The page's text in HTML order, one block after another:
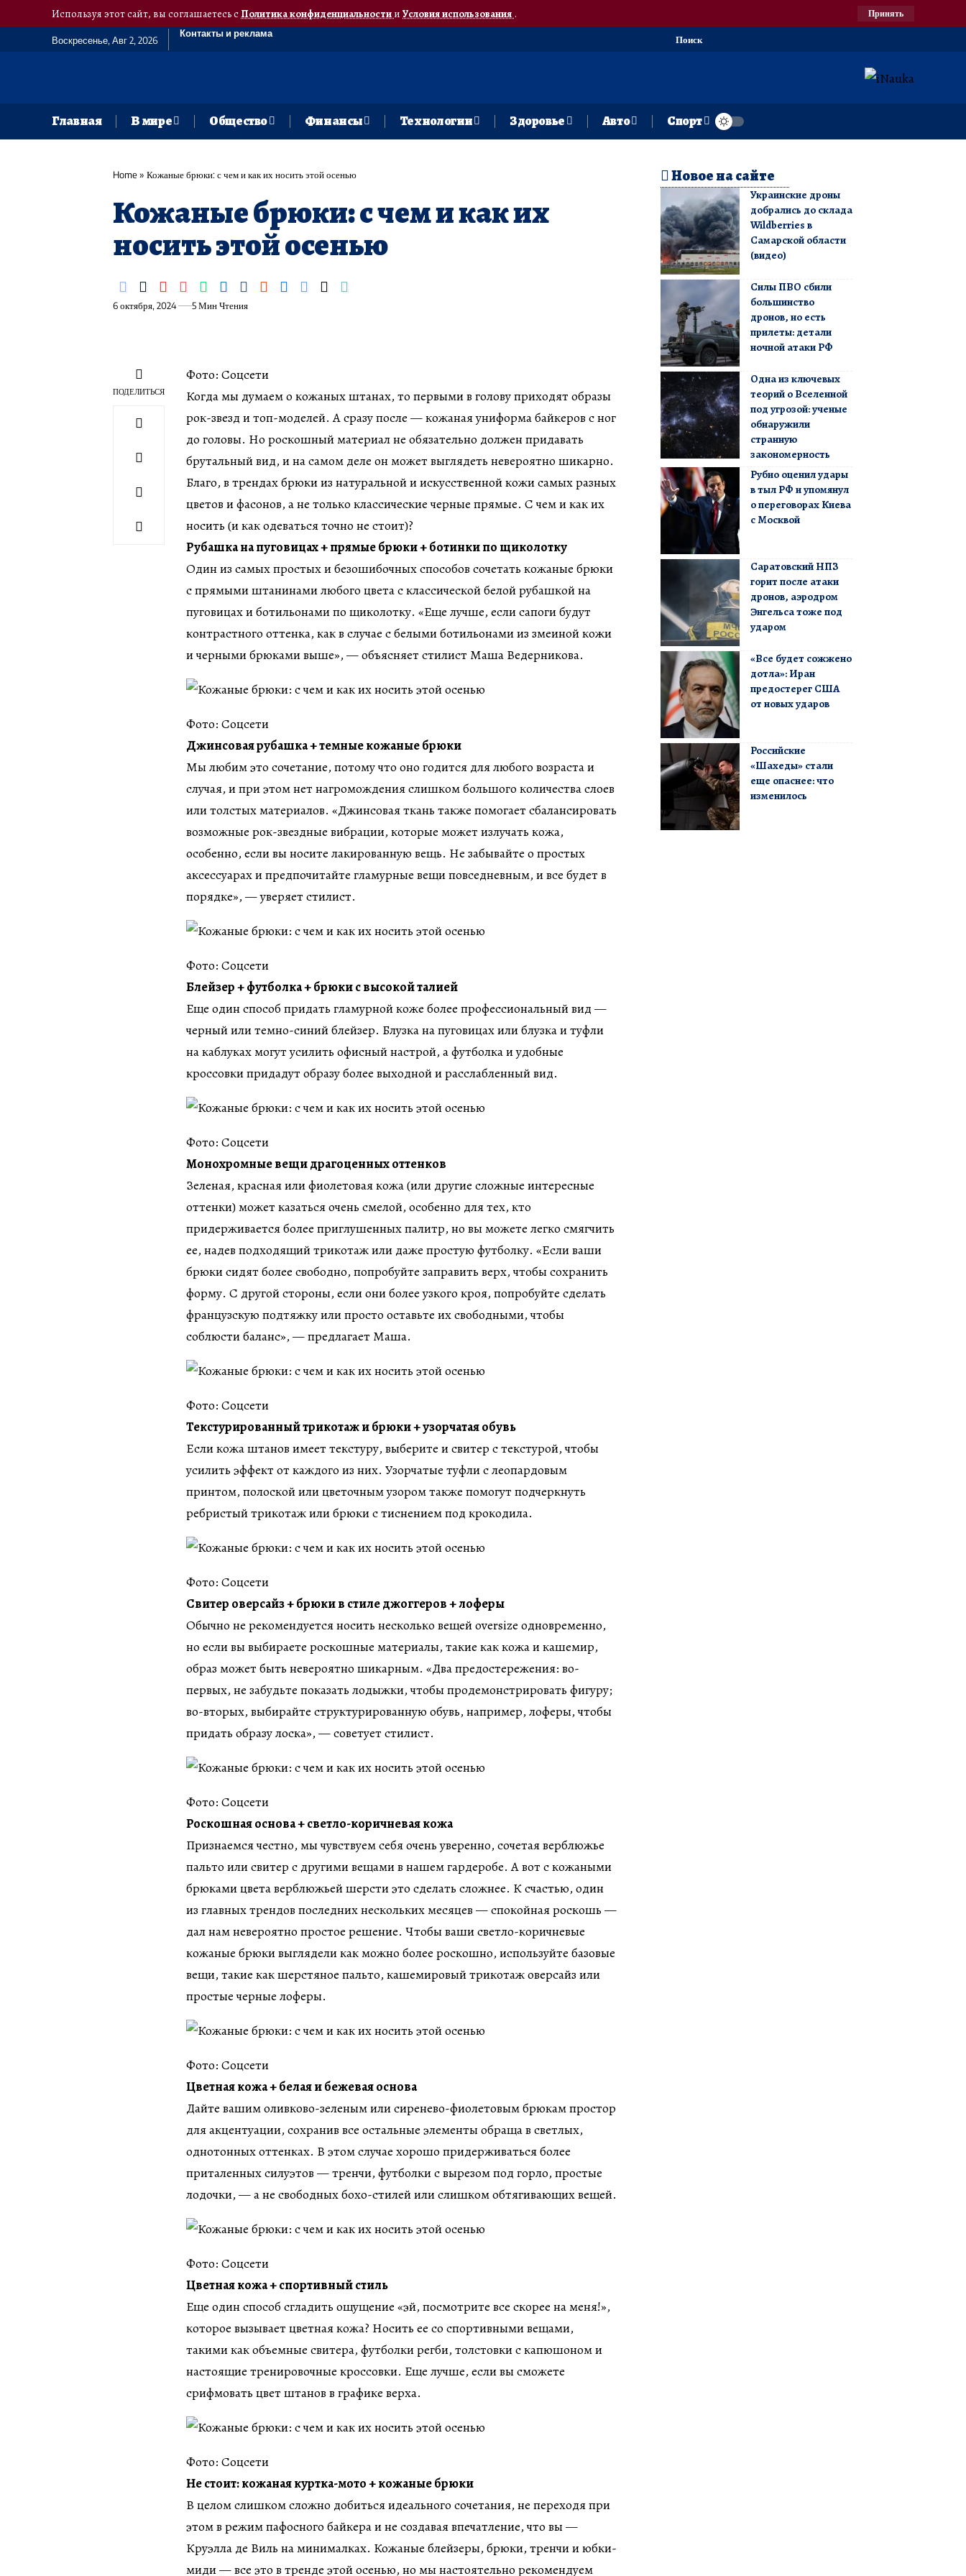
Используя этот сайт, вы соглашаетесь сПолитика конфиденциальностии Условия использования. Принять
Воскресенье, Авг 2, 2026
Контакты и реклама
Поиск
Главная В мире Общество Финансы Технологии Здоровье Авто Спорт
Home» Кожаные брюки: с чем и как их носить этой осенью
Кожаные брюки: с чем и как их
носить этой осенью
6 октября, 2024 5 Мин Чтения
ПОДЕЛИТЬСЯ
Фото: Соцсети
Когда мы думаем о кожаных штанах, то первыми в голову приходят образы
рок-звезд и топ-моделей. А сразу после — кожаная униформа байкеров с ног
до головы. Но роскошный материал не обязательно должен придавать
брутальный вид, и на самом деле он может выглядеть невероятно шикарно.
Благо, в трендах брюки из натуральной и искусственной кожи самых разных
цветов и фасонов, а не только классические черные прямые. С чем и как их
носить (и как одеваться точно не стоит)?
Рубашка на пуговицах + прямые брюки + ботинки по щиколотку
Один из самых простых и безошибочных способов сочетать кожаные брюки
с прямыми штанинами любого цвета с классической белой рубашкой на
пуговицах и ботильонами по щиколотку. «Еще лучше, если сапоги будут
контрастного оттенка, как в случае с белыми ботильонами из змеиной кожи
и черными брюками выше», — объясняет стилист Маша Ведерникова.
Фото: Соцсети
Джинсовая рубашка + темные кожаные брюки
Мы любим это сочетание, потому что оно годится для любого возраста и
случая, и при этом нет нагромождения слишком большого количества слоев
или толстых материалов. «Джинсовая ткань также помогает сбалансировать
возможные рок-звездные вибрации, которые может излучать кожа,
особенно, если вы носите лакированную вещь. Не забывайте о простых
аксессуарах и предпочитайте гламурные вещи повседневным, и все будет в
порядке», — уверяет стилист.
Фото: Соцсети
Блейзер + футболка + брюки с высокой талией
Еще один способ придать гламурной коже более профессиональный вид —
черный или темно-синий блейзер. Блузка на пуговицах или блузка и туфли
на каблуках могут усилить офисный настрой, а футболка и удобные
кроссовки придадут образу более выходной и расслабленный вид.
Фото: Соцсети
Монохромные вещи драгоценных оттенков
Зеленая, красная или фиолетовая кожа (или другие сложные интересные
оттенки) может казаться очень смелой, особенно для тех, кто
придерживается более приглушенных палитр, но вы можете легко смягчить
ее, надев подходящий трикотаж или даже простую футболку. «Если ваши
брюки сидят более свободно, попробуйте заправить верх, чтобы сохранить
форму. С другой стороны, если они более узкого кроя, попробуйте сделать
французскую подтяжку или просто оставьте их свободными, чтобы
соблюсти баланс», — предлагает Маша.
Фото: Соцсети
Текстурированный трикотаж и брюки + узорчатая обувь
Если кожа штанов имеет текстуру, выберите и свитер с текстурой, чтобы
усилить эффект от каждого из них. Узорчатые туфли с леопардовым
принтом, полоской или цветочным узором также помогут подчеркнуть
ребристый трикотаж или брюки с тиснением под крокодила.
Фото: Соцсети
Свитер оверсайз + брюки в стиле джоггеров + лоферы
Обычно не рекомендуется носить несколько вещей oversize одновременно,
но если вы выбираете роскошные материалы, такие как кожа и кашемир,
образ может быть невероятно шикарным. «Два предостережения: во-
первых, не забудьте показать лодыжки, чтобы продемонстрировать фигуру;
во-вторых, выбирайте структурированную обувь, например, лоферы, чтобы
придать образу лоска», — советует стилист.
Фото: Соцсети
Роскошная основа + светло-коричневая кожа
Признаемся честно, мы чувствуем себя очень уверенно, сочетая верблюжье
пальто или свитер с другими вещами в нашем гардеробе. А вот с кожаными
брюками цвета верблюжьей шерсти это сделать сложнее. К счастью, один
из главных трендов последних нескольких месяцев — спокойная роскошь —
дал нам невероятно простое решение. Чтобы ваши светло-коричневые
кожаные брюки выглядели как можно более роскошно, используйте базовые
вещи, такие как шерстяное пальто, кашемировый трикотаж оверсайз или
простые черные лоферы.
Фото: Соцсети
Цветная кожа + белая и бежевая основа
Дайте вашим оливково-зеленым или сиренево-фиолетовым брюкам простор
для акцентуации, сохранив все остальные элементы обраща в светлых,
однотонных оттенках. В этом случае хорошо придерживаться более
приталенных силуэтов — тренчи, футболки с вырезом под горло, простые
лодочки, — а не свободных бохо-стилей или слишком обтягивающих вещей.
Фото: Соцсети
Цветная кожа + спортивный стиль
Еще один способ сгладить ощущение «эй, посмотрите все скорее на меня!»,
которое вызывает цветная кожа? Носить ее со спортивными вещами,
такими как объемные свитера, футболки регби, толстовки с капюшоном и
настоящие тренировочные кроссовки. Еще лучше, если вы сможете
срифмовать цвет штанов в графике верха.
Фото: Соцсети
Не стоит: кожаная куртка-мото + кожаные брюки
В целом слишком сложно добиться идеального сочетания, не переходя при
этом в режим пафосного байкера и не создавая впечатление, что вы —
Круэлла де Виль на минималках. Кожаные блейзеры, брюки, тренчи и юбки-
миди — все это в тренде этой осенью, но мы настоятельно рекомендуем
Новое на сайте
Украинские дроны
добрались до склада
Wildberries в
Самарской области
(видео)
Силы ПВО сбили
большинство
дронов, но есть
прилеты: детали
ночной атаки РФ
Одна из ключевых
теорий о Вселенной
под угрозой: ученые
обнаружили
странную
закономерность
Рубио оценил удары
в тыл РФ и упомянул
о переговорах Киева
с Москвой
Саратовский НПЗ
горит после атаки
дронов, аэродром
Энгельса тоже под
ударом
«Все будет сожжено
дотла»: Иран
предостерег США
от новых ударов
Российские
«Шахеды» стали
еще опаснее: что
изменилось